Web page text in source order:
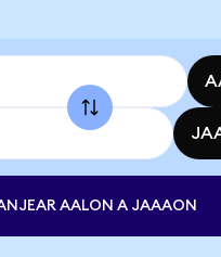
AALON A JAAAON